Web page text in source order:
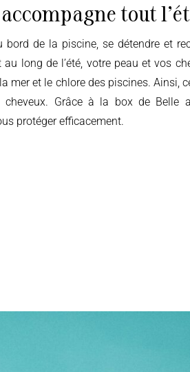
tout
long de l’été, votre peau et vos
mer et le chlore des piscines. Ainsi,
Grâce à la box de Belle
protéger efficacement.